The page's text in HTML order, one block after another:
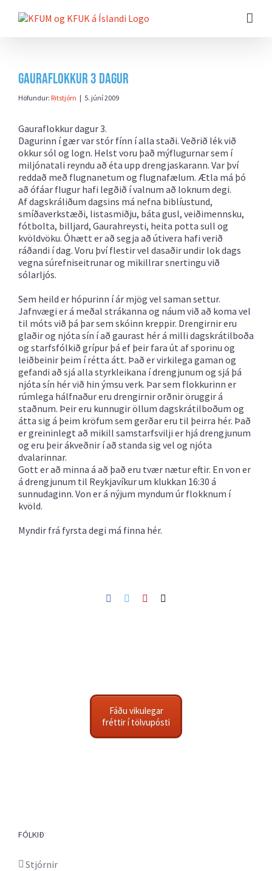
beint
Gauraflokkur 3 dagur
Höfundur: Ritstjórn | 5. júní 2009
Gauraflokkur dagur 3.
Dagurinn í gær var stór fínn í alla staði. Veðrið lék við
okkur sól og logn. Helst voru það mýflugurnar sem í
miljónatali reyndu að éta upp drengjaskarann. Var því
reddað með flugnanetum og flugnafælum. Ætla má þó
að ófáar flugur hafi legðið í valnum að loknum degi.
Af dagskráliðum dagsins má nefna biblíustund,
smíðaverkstæði, listasmiðju, báta gusl, veiðimennsku,
fótbolta, billjard, Gaurahreysti, heita potta sull og
kvöldvöku. Óhætt er að segja að útivera hafi verið
ráðandi í dag. Voru því flestir vel dasaðir undir lok dags
vegna súrefniseitrunar og mikillrar snertingu við
sólarljós.
Sem heild er hópurinn í ár mjög vel saman settur.
Jafnvægi er á meðal strákanna og náum við að koma vel
til móts við þá þar sem skóinn kreppir. Drengirnir eru
glaðir og njóta sín í að gaurast hér á milli dagskrátilboða
og starfsfólkið grípur þá ef þeir fara út af sporinu og
leiðbeinir þeim í rétta átt. Það er virkilega gaman og
gefandi að sjá alla styrkleikana í drengjunum og sjá þá
njóta sín hér við hin ýmsu verk. Þar sem flokkurinn er
rúmlega hálfnaður eru drengirnir orðnir öruggir á
staðnum. Þeir eru kunnugir öllum dagskrátilboðum og
átta sig á þeim kröfum sem gerðar eru til þeirra hér. Það
er greininlegt að mikill samstarfsvilji er hjá drengjunum
og eru þeir ákveðnir í að standa sig vel og njóta
dvalarinnar.
Gott er að minna á að það eru tvær nætur eftir. En von er
á drengjunum til Reykjavíkur um klukkan 16:30 á
sunnudaginn. Von er á nýjum myndum úr flokknum í
kvöld.
Myndir frá fyrsta degi má finna hér.
Facebook
TwitterPinterest
Fáðu vikulegar
fréttir í tölvupósti
FÓLKIÐ
Stjórnir